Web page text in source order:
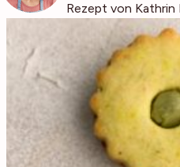
Rezept von Kathrin